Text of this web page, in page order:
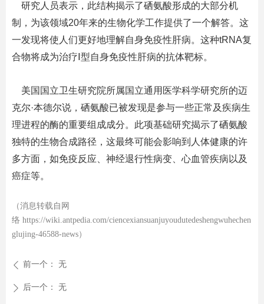
研究人员表示，此结构揭示了硒氨酸形成的大部分机
制，为该领域20年来的生物化学工作提供了一个解答。这
一发现将使人们更好地理解自身免疫性肝病。这种tRNA复
合物将成为治疗 型自身免疫性肝病的抗体靶标。
美国国立卫生研究院所属国立通用医学科学研究所的迈
克尔·本德尔说，硒氨酸已被发现是参与一些正常及疾病生
理进程的酶的重要组成成分。此项基础研究揭示了硒氨酸
独特的生物合成路径，这最终可能会影响到人体健康的许
多方面，如免疫反应、神经退行性病变、心血管疾病以及
癌症等。
（消息转载自网
络 https://wiki.antpedia.com/ciencexiansuanjuyoudutedeshengwuhechen
glujing-46588-news）
ꄴ 前一个： 无
ꄲ 后一个： 无